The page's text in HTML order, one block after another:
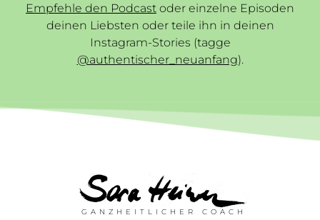
Empfehle den Podcast oder einzelne Episoden
deinen Liebsten oder teile ihn in deinen
Instagram-Stories (tagge
@authentischer_neuanfang).
GANZHEITLICHER COACH